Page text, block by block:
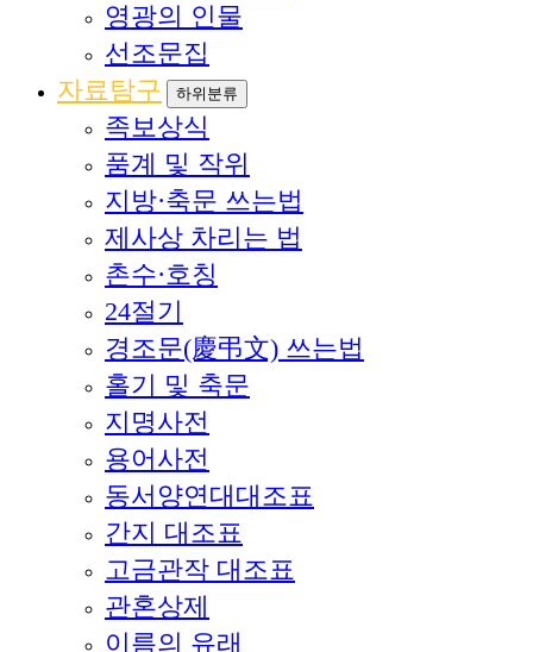
영광의 인물
선조문집
자료탐구
하위분류
족보상식
품계 및 작위
지방·축문 쓰는법
제사상 차리는 법
촌수·호칭
24절기
경조문(慶弔文) 쓰는법
홀기 및 축문
지명사전
용어사전
동서양연대대조표
간지 대조표
고금관작 대조표
관혼상제
이름의 유래